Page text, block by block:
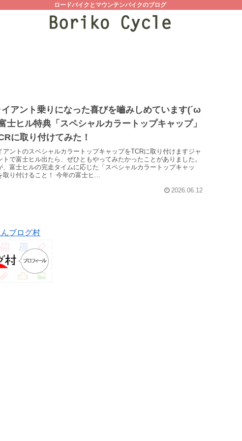
ロードバイクとマウンテンバイクのブログ
アント乗りになった喜びを嚙みしめています(´ω
士ヒル特典「スペシャルカラートップキャップ」
に取り付けてみた！
アントのスペシャルカラートップキャップをTCRに取り付けますジャ
トで富士ヒル出たら、ぜひともやってみたかったことがありました。
、富士ヒルの完走タイムに応じた「スペシャルカラートップキャッ
取り付けること！ 今年の富士ヒ...
2026.06.12
ブログ村